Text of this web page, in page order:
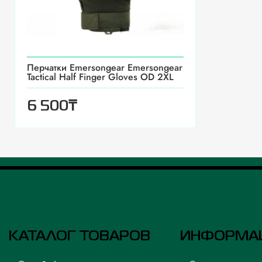
Перчатки Emersongear Emersongear
Tactical Half Finger Gloves OD 2XL
6 500₸
КАТАЛОГ ТОВАРОВ